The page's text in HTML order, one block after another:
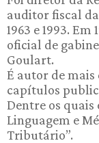
auditor fiscal
1963 e 1993.
oficial de
Goulart.
É autor de mais
capítulos
Dentre os
Linguagem e
Tributário”.